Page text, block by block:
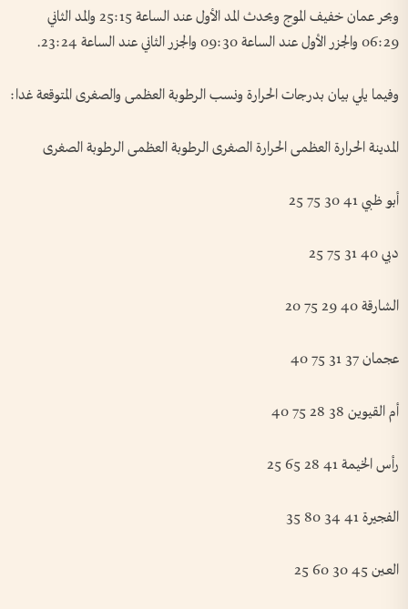
وبحر عمان خفيف الموج ويحدث المد الأول عند الساعة 25:15 والمد الثاني
06:29 والجزر الأول عند الساعة 09:30 والجزر الثاني عند الساعة 23:24.
وفيما يلي بيان بدرجات الحرارة ونسب الرطوبة العظمى والصغرى المتوقعة غدا:
المدينة الحرارة العظمى الحرارة الصغرى الرطوبة العظمى الرطوبة الصغرى
أبو ظبي 41 30 75 25
دبي 40 31 75 25
الشارقة 40 29 75 20
عجمان 37 31 75 40
أم القيوين 38 28 75 40
رأس الخيمة 41 28 65 25
الفجيرة 41 34 80 35
العـين 45 30 60 25